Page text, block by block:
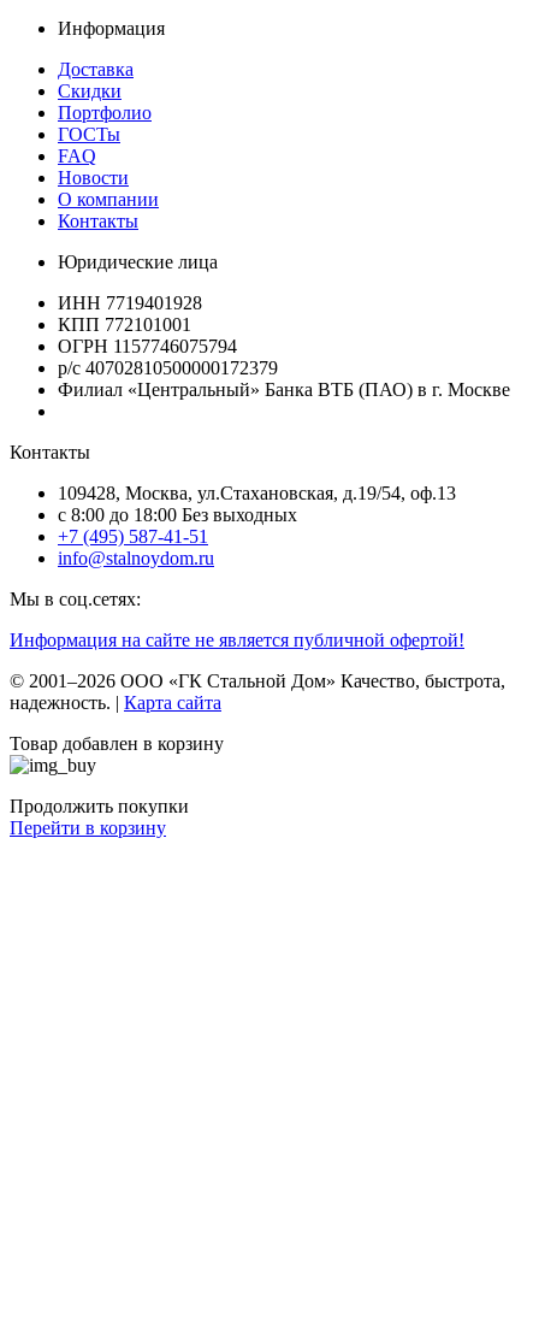
Информация
Доставка
Скидки
Портфолио
ГОСТы
FAQ
Новости
О компании
Контакты
Юридические лица
ИНН 7719401928
КПП 772101001
ОГРН 1157746075794
р/с 40702810500000172379
Филиал «Центральный» Банка ВТБ (ПАО) в г. Москве
Контакты
109428, Москва, ул.Стахановская, д.19/54, оф.13
c 8:00 до 18:00 Без выходных
+7 (495) 587-41-51
info@stalnoydom.ru
Мы в соц.сетях:
Информация на сайте не является публичной офертой!
© 2001–2026 ООО «ГК Стальной Дом» Качество, быстрота,
надежность. | Карта сайта
Товар добавлен в корзину
Продолжить покупки
Перейти в корзину